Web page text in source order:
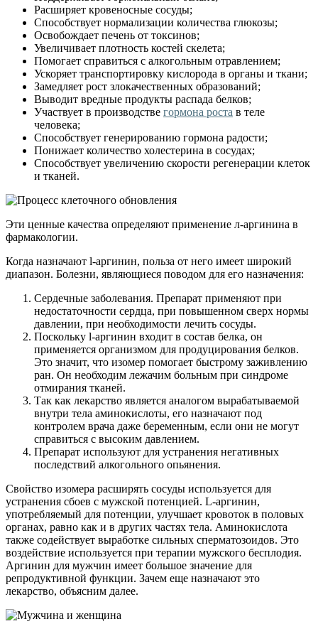
Расширяет кровеносные сосуды;
Способствует нормализации количества глюкозы;
Освобождает печень от токсинов;
Увеличивает плотность костей скелета;
Помогает справиться с алкогольным отравлением;
Ускоряет транспортировку кислорода в органы и ткани;
Замедляет рост злокачественных образований;
Выводит вредные продукты распада белков;
Участвует в производстве гормона роста в теле
человека;
Способствует генерированию гормона радости;
Понижает количество холестерина в сосудах;
Способствует увеличению скорости регенерации клеток
и тканей.
Эти ценные качества определяют применение л-аргинина в
фармакологии.
Когда назначают l-аргинин, польза от него имеет широкий
диапазон. Болезни, являющиеся поводом для его назначения:
Сердечные заболевания. Препарат применяют при
недостаточности сердца, при повышенном сверх нормы
давлении, при необходимости лечить сосуды.
Поскольку l-аргинин входит в состав белка, он
применяется организмом для продуцирования белков.
Это значит, что изомер помогает быстрому заживлению
ран. Он необходим лежачим больным при синдроме
отмирания тканей.
Так как лекарство является аналогом вырабатываемой
внутри тела аминокислоты, его назначают под
контролем врача даже беременным, если они не могут
справиться с высоким давлением.
Препарат используют для устранения негативных
последствий алкогольного опьянения.
Свойство изомера расширять сосуды используется для
устранения сбоев с мужской потенцией. L-аргинин,
употребляемый для потенции, улучшает кровоток в половых
органах, равно как и в других частях тела. Аминокислота
также содействует выработке сильных сперматозоидов. Это
воздействие используется при терапии мужского бесплодия.
Аргинин для мужчин имеет большое значение для
репродуктивной функции. Зачем еще назначают это
лекарство, объясним далее.